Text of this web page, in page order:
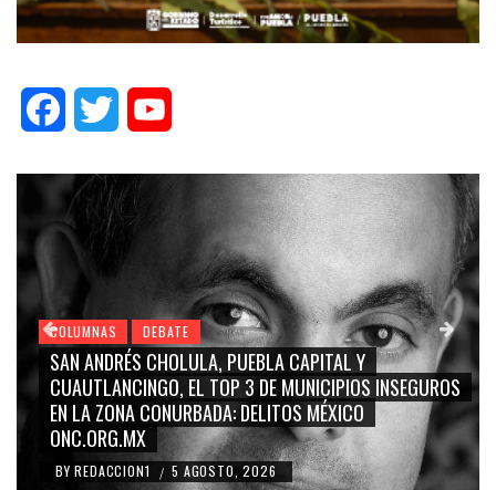
FacebookTwitter
INSEGUROS
COLUMNAS DEBATE
GRACE PALOMARES, NAY SALVATORI,
CARMEN SALINAS “LA CORCHOLATA”,
BLANCO, SILVIA PINAL: LA TRIVIALIZACIÓN
RIDICULIZACIÓN DE LA REPRESENTACIÓN
BY REDACCION1 4 AGOSTO, 2026